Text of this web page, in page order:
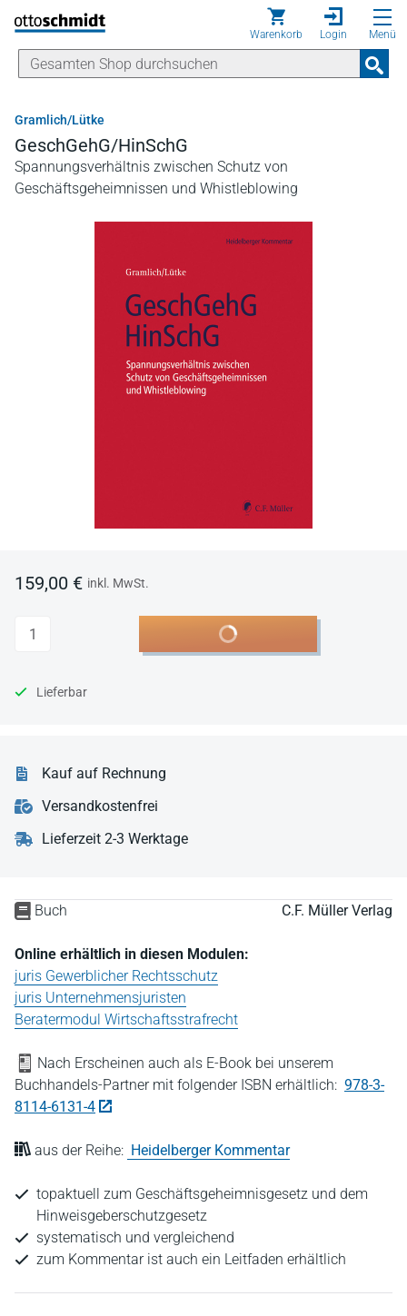
Direkt zum Inhalt
Warenkorb Login Menü
Gramlich/Lütke
GeschGehG/HinSchG
Spannungsverhältnis zwischen Schutz von
Geschäftsgeheimnissen und Whistleblowing
Buch C.F. Müller Verlag
Online erhältlich in diesen Modulen:
juris Gewerblicher Rechtsschutz
juris Unternehmensjuristen
Beratermodul Wirtschaftsstrafrecht
Nach Erscheinen auch als E-Book bei unserem
Buchhandels-Partner mit folgender ISBN erhältlich: 978-3-
8114-6131-4
aus der Reihe: Heidelberger Kommentar
topaktuell zum Geschäftsgeheimnisgesetz und dem
Hinweisgeberschutzgesetz
systematisch und vergleichend
zum Kommentar ist auch ein Leitfaden erhältlich
159,00 € inkl. MwSt.
Anzahl In den Warenkorb
Lieferbar
Kauf auf Rechnung
Versandkostenfrei
Lieferzeit 2-3 Werktage